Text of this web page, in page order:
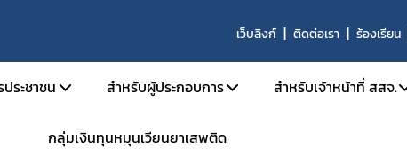
เว็บลิงก์ ติดต่อเรา ร้องเรียน
ระชาชน สำหรับผู้ประกอบการ สำหรับเจ้าหน้าที่ สสจ.
กลุ่มเงินทุนหมุนเวียนยาเสพติด